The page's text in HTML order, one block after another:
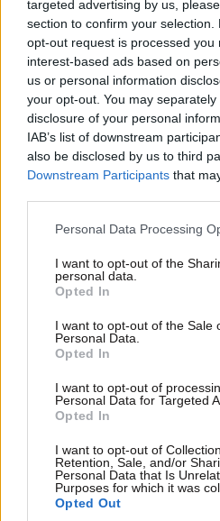
targeted advertising by us,
section to confirm your
opt-out request is processed you
interest-based ads based on
us or personal information
your opt-out. You may
disclosure of your personal
IAB’s list of downstream
also be disclosed by us to third
Downstream Participants that
Please note that this website/
not limited to your visit or usage
grant or deny consent to Google
use your data for below
consent section.
Personal Data Processing
I want to opt-out of the
personal data.
Opted In
I want to opt-out of the Sale
Personal Data.
Opted In
I want to opt-out of
Personal Data for Targeted
Opted In
I want to opt-out of
Retention, Sale, and/or
Personal Data that Is
Purposes for which it was
Opted Out
ΚΟΣΜΟΣ09·08·2026 07:44
Η αυτοκρατορία του
που φέρεται να βρίσκεται